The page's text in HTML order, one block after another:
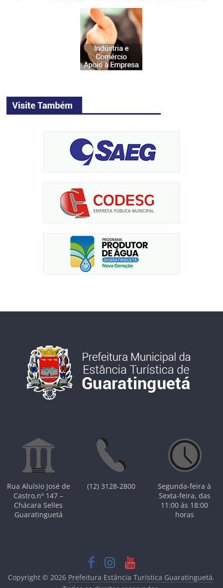
Rua Aluísio José de
Castro,nº 147 –
Chácara Selles
Guaratinguetá
(12) 3128-2800
Segunda-feira à
Sexta-feira, das
11:00 às 18:00
horas
Copyright © 2026 Prefeitura Estância Turística Guaratinguetá.